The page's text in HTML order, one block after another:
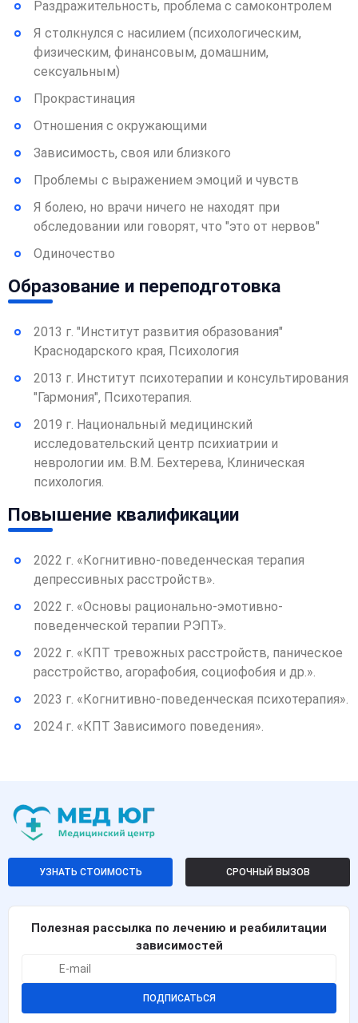
Раздражительность, проблема с самоконтролем
Я столкнулся с насилием (психологическим,
физическим, финансовым, домашним,
сексуальным)
Прокрастинация
Отношения с окружающими
Зависимость, своя или близкого
Проблемы с выражением эмоций и чувств
Я болею, но врачи ничего не находят при
обследовании или говорят, что "это от нервов"
Одиночество
Образование и переподготовка
2013 г. "Институт развития образования"
Краснодарского края, Психология
2013 г. Институт психотерапии и консультирования
"Гармония", Психотерапия.
2019 г. Национальный медицинский
исследовательский центр психиатрии и
неврологии им. В.М. Бехтерева, Клиническая
психология.
Повышение квалификации
2022 г. «Когнитивно-поведенческая терапия
депрессивных расстройств».
2022 г. «Основы рационально-эмотивно-
поведенческой терапии РЭПТ».
2022 г. «КПТ тревожных расстройств, паническое
расстройство, агорафобия, социофобия и др.».
2023 г. «Когнитивно-поведенческая психотерапия».
2024 г. «КПТ Зависимого поведения».
УЗНАТЬ СТОИМОСТЬ СРОЧНЫЙ ВЫЗОВ
Полезная рассылка по лечению и реабилитации
зависимостей
ПОДПИСАТЬСЯ